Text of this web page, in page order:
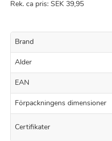
Rek. ca pris: SEK 39,95
Brand
Alder
EAN
Förpackningens dimensioner
Certifikater